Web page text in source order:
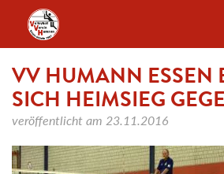
Zum Inhalt
VV HUMANN ESSEN
SICH HEIMSIEG
veröffentlicht am 23.11.2016